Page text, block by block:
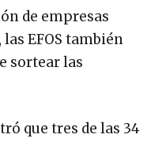
de empresas
EFOS también
sortear las
que tres de las 34